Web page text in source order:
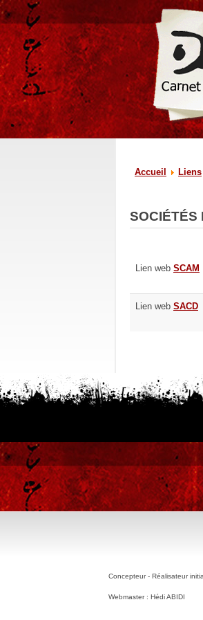
Accueil Liens
SOCIÉTÉS
Lien web SCAM
Lien web SACD
Concepteur - Réalisateur
Webmaster : Hédi ABIDI